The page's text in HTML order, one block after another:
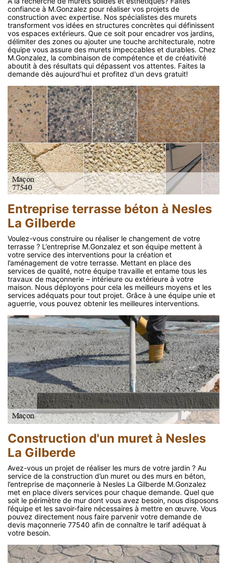
confiance à M.Gonzalez pour réaliser vos projets de
construction avec expertise. Nos spécialistes des murets
transforment vos idées en structures concrètes qui définissent
vos espaces extérieurs. Que ce soit pour encadrer vos jardins,
délimiter des zones ou ajouter une touche architecturale, notre
équipe vous assure des murets impeccables et durables. Chez
M.Gonzalez, la combinaison de compétence et de créativité
aboutit à des résultats qui dépassent vos attentes. Faites la
demande dès aujourd'hui et profitez d'un devs gratuit!
Entreprise terrasse béton à Nesles
La Gilberde
Voulez-vous construire ou réaliser le changement de votre
terrasse ? L’entreprise M.Gonzalez et son équipe mettent à
votre service des interventions pour la création et
l’aménagement de votre terrasse. Mettant en place des
services de qualité, notre équipe travaille et entame tous les
travaux de maçonnerie – intérieure ou extérieure à votre
maison. Nous déployons pour cela les meilleurs moyens et les
services adéquats pour tout projet. Grâce à une équipe unie et
aguerrie, vous pouvez obtenir les meilleures interventions.
Construction d'un muret à Nesles
La Gilberde
Avez-vous un projet de réaliser les murs de votre jardin ? Au
service de la construction d’un muret ou des murs en béton,
l’entreprise de maçonnerie à Nesles La Gilberde M.Gonzalez
met en place divers services pour chaque demande. Quel que
soit le périmètre de mur dont vous avez besoin, nous disposons
l’équipe et les savoir-faire nécessaires à mettre en œuvre. Vous
pouvez directement nous faire parvenir votre demande de
devis maçonnerie 77540 afin de connaître le tarif adéquat à
votre besoin.